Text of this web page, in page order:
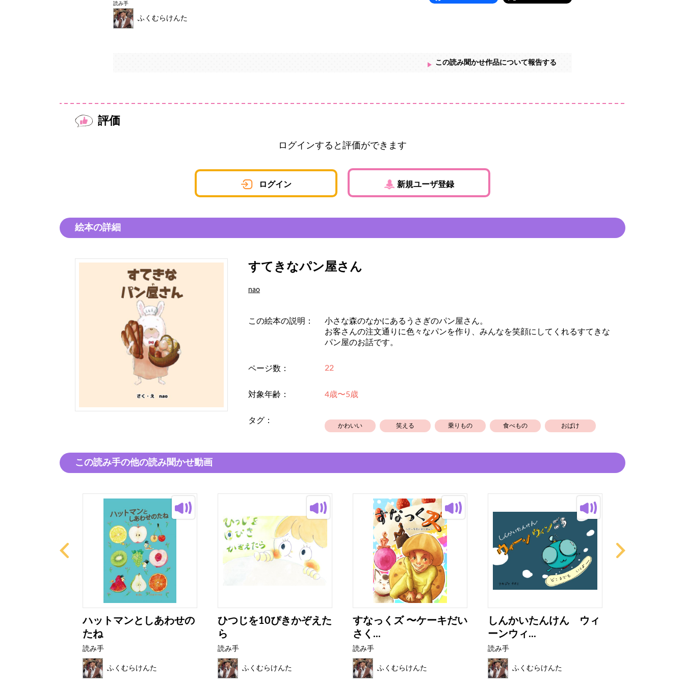
読み手
ふくむらけんた
この読み聞かせ作品について報告する
評価
ログインすると評価ができます
ログイン 新規ユーザ登録
絵本の詳細
すてきなパン屋さん
nao
この絵本の説明：
小さな森のなかにあるうさぎのパン屋さん。
お客さんの注文通りに色々なパンを作り、みんなを笑顔にしてくれるすてきな
パン屋のお話です。
ページ数： 22
対象年齢： 4歳〜5歳
タグ：
かわいい 笑える 乗りもの 食べもの おばけ
この読み手の他の読み聞かせ動画
ハットマンとしあわせの
たね
読み手
ふくむらけんた
ひつじを10ぴきかぞえた
ら
読み手
ふくむらけんた
すなっくズ 〜ケーキだい
さく...
読み手
ふくむらけんた
しんかいたんけん ウィ
ーンウィ...
読み手
ふくむらけんた